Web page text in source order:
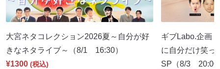
大宮ネタコレクション2026夏～自分が好
きなネタライブ～（8/1 16:30）
¥1300 (税込)
ギブLabo.企画
に自分だけ笑っ
SP（8/3 20:00